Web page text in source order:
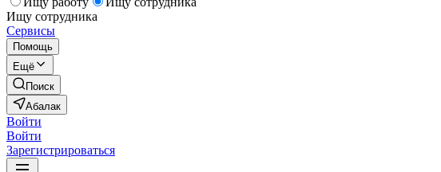
Ищу сотрудника
Сервисы
Помощь
Ещё
Поиск
Абалак
Войти
Войти
Зарегистрироваться